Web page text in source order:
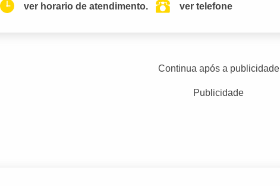
ver horario de atendimento. ver telefone
Continua após a publicidade
Publicidade